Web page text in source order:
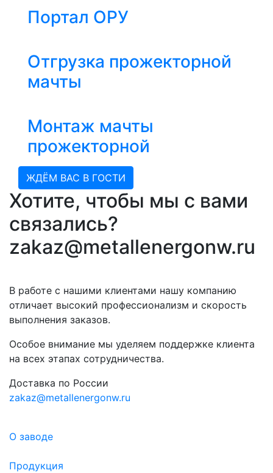
Портал ОРУ
Отгрузка прожекторной
мачты
Монтаж мачты
прожекторной
ЖДЁМ ВАС В ГОСТИ
Хотите, чтобы мы с вами
связались?
zakaz@metallenergonw.ru
В работе с нашими клиентами нашу компанию
отличает высокий профессионализм и скорость
выполнения заказов.
Особое внимание мы уделяем поддержке клиента
на всех этапах сотрудничества.
Доставка по России
zakaz@metallenergonw.ru
О заводе
Продукция